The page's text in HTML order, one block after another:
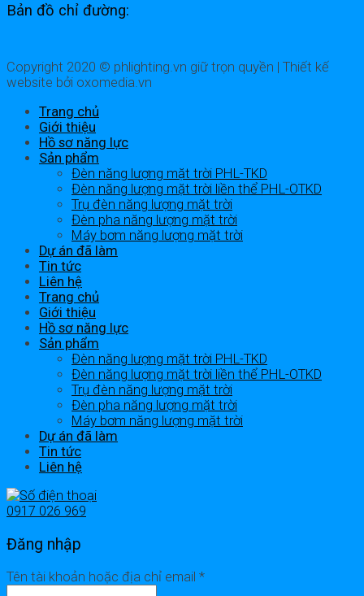
Bản đồ chỉ đường:
Copyright 2020 © phlighting.vn giữ trọn quyền | Thiết kế
website bởi oxomedia.vn
Trang chủ
Giới thiệu
Hồ sơ năng lực
Sản phẩm
Đèn năng lượng mặt trời PHL-TKD
Đèn năng lượng mặt trời liền thể PHL-OTKD
Trụ đèn năng lượng mặt trời
Đèn pha năng lượng mặt trời
Máy bơm năng lượng mặt trời
Dự án đã làm
Tin tức
Liên hệ
Trang chủ
Giới thiệu
Hồ sơ năng lực
Sản phẩm
Đèn năng lượng mặt trời PHL-TKD
Đèn năng lượng mặt trời liền thể PHL-OTKD
Trụ đèn năng lượng mặt trời
Đèn pha năng lượng mặt trời
Máy bơm năng lượng mặt trời
Dự án đã làm
Tin tức
Liên hệ
0917 026 969
Đăng nhập
Tên tài khoản hoặc địa chỉ email *